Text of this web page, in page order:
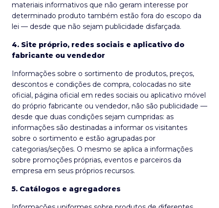
materiais informativos que não geram interesse por
determinado produto também estão fora do escopo da
lei — desde que não sejam publicidade disfarçada.
4. Site próprio, redes sociais e aplicativo do
fabricante ou vendedor
Informações sobre o sortimento de produtos, preços,
descontos e condições de compra, colocadas no site
oficial, página oficial em redes sociais ou aplicativo móvel
do próprio fabricante ou vendedor, não são publicidade —
desde que duas condições sejam cumpridas: as
informações são destinadas a informar os visitantes
sobre o sortimento e estão agrupadas por
categorias/seções. O mesmo se aplica a informações
sobre promoções próprias, eventos e parceiros da
empresa em seus próprios recursos.
5. Catálogos e agregadores